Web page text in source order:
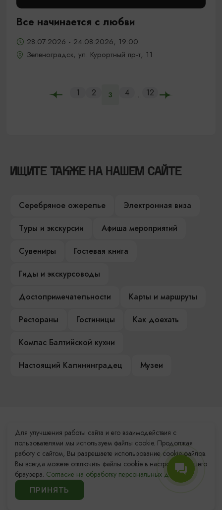
Все начинается с любви
28.07.2026 - 24.08.2026, 19:00
Зеленоградск, ул. Курортный пр-т, 11
1 2 3 4 ... 12
ИЩИТЕ ТАКЖЕ НА НАШЕМ САЙТЕ
Серебряное ожерелье
Электронная виза
Туры и экскурсии
Афиша мероприятий
Сувениры
Гостевая книга
Гиды и экскурсоводы
Достопримечательности
Карты и маршруты
Рестораны
Гостиницы
Как доехать
Компас Балтийской кухни
Настоящий Калининградец
Музеи
Контакты Туристского
информационного центра
+7 (4012) 555-200
8 (800) 200-55-39
info@visit-kaliningrad.ru
Для улучшения работы сайта и его взаимодействия с
пользователями мы используем файлы cookie. Продолжая
работу с сайтом, Вы разрешаете использование cookie-файлов.
Вы всегда можете отключить файлы cookie в настройках Вашего
браузера. Согласие на обработку персональных данных.
ПРИНЯТЬ